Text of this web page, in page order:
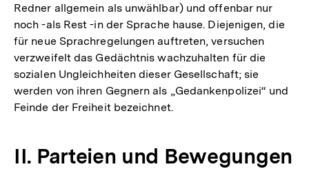
Fußnote
Redner allgemein als unwählbar) und offenbar nur
noch -als Rest -in der Sprache hause. Diejenigen, die
für neue Sprachregelungen auftreten, versuchen
verzweifelt das Gedächtnis wachzuhalten für die
sozialen Ungleichheiten dieser Gesellschaft; sie
werden von ihren Gegnern als „Gedankenpolizei“ und
Feinde der Freiheit bezeichnet.
II. Parteien und Bewegungen